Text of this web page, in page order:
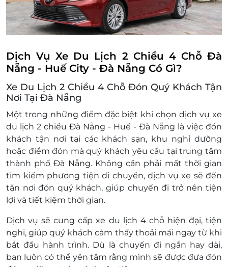
khách sạn phòng những trường hợp rủi ro.
Công ty du lịch không chịu trách nhiệm cho
những trường hợp Quý Khách làm thất lạc
Điều kiện khác:
Áp dụng 01 E-Voucher/E-Coupon cho 04
Một khách hàng được mua nhiều E-
Voucher/E-Coupon.
E-Voucher/E-Coupon không có giá trị quy
đổi thành tiền mặt, không trả lại tiền thừa.
Không áp dụng đồng thời với chương trình
khuyến mại khác.
Dịch Vụ Xe Du Lịch 2 Chiều 4 Chỗ Đà
Nẵng - Huế City - Đà Nẵng Có Gì?
Xe Du Lịch 2 Chiều 4 Chỗ Đón Quý Khách Tận
Nơi Tại Đà Nẵng
Một trong những điểm đặc biệt khi chọn dịch vụ xe
du lịch 2 chiều Đà Nẵng - Huế - Đà Nẵng là việc đón
khách tận nơi tại các khách sạn, khu nghỉ dưỡng
hoặc điểm đón mà quý khách yêu cầu tại trung tâm
thành phố Đà Nẵng. Không cần phải mất thời gian
tìm kiếm phương tiện di chuyển, dịch vụ xe sẽ đến
tận nơi đón quý khách, giúp chuyến đi trở nên tiện
lợi và tiết kiệm thời gian.
Dịch vụ sẽ cung cấpxe du lịch 4 chỗhiện đại, tiện
nghi, giúp quý khách cảm thấy thoải mái ngay từ khi
bắt đầu hành trình. Dù là chuyến đi ngắn hay dài,
bạn luôn có thể yên tâm rằng mình sẽ được đưa đón